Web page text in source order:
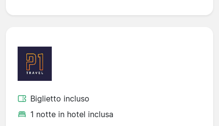
Biglietto incluso
1 notte in hotel inclusa